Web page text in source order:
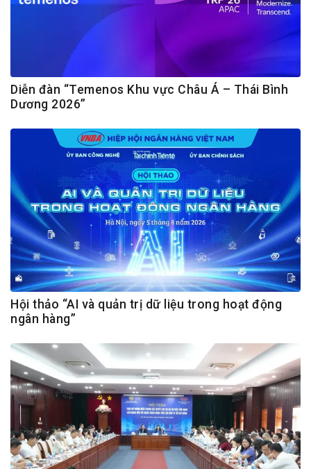
Diễn đàn “Temenos Khu vực Châu Á – Thái Bình
Dương 2026”
Hội thảo “AI và quản trị dữ liệu trong hoạt động
ngân hàng”